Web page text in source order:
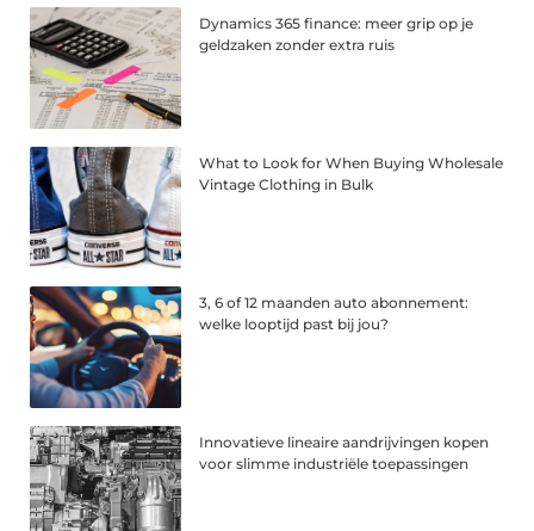
Dynamics 365 finance: meer grip op je
geldzaken zonder extra ruis
What to Look for When Buying Wholesale
Vintage Clothing in Bulk
3, 6 of 12 maanden auto abonnement:
welke looptijd past bij jou?
Innovatieve lineaire aandrijvingen kopen
voor slimme industriële toepassingen